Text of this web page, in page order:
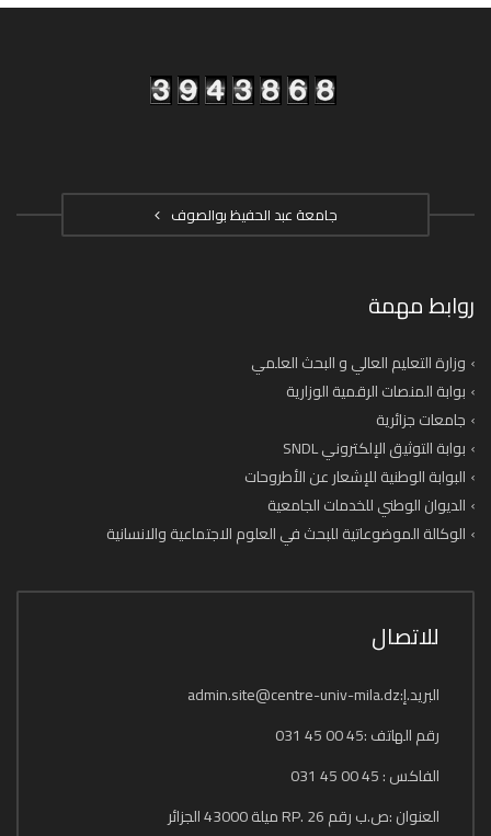
جامعة عبد الحفيظ بوالصوف
روابط مهمة
وزارة التعليم العالي و البحث العلمي
بوابة المنصات الرقمية الوزارية
جامعات جزائرية
بوابة التوثيق الإلكتروني SNDL
البوابة الوطنية للإشعار عن الأطروحات
الديوان الوطني للخدمات الجامعية
الوكالة الموضوعاتية للبحث في العلوم الاجتماعية والانسانية
للاتصال
البريد.إ:admin.site@centre-univ-mila.dz
رقم الهاتف :45 00 45 031
الفاكس : 45 00 45 031
العنوان :ص.ب رقم 26 .RP ميلة 43000 الجزائر